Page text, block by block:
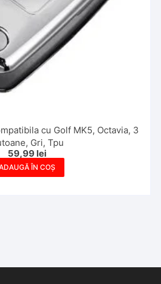
cu Golf MK5, Octavia, 3
Gri, Tpu
59,99 lei
ÎN COȘ